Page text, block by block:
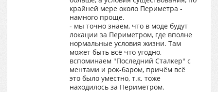
крайней мере около Периметра -
намного проще.
- мы точно знаем, что в моде будут
локации за Периметром, где вполне
нормальные условия жизни. Там
может быть всё что угодно,
вспоминаем "Последний Сталкер" с
ментами и рок-баром, причём всё
это было уместно, т.к. тоже
находилось за Периметром.